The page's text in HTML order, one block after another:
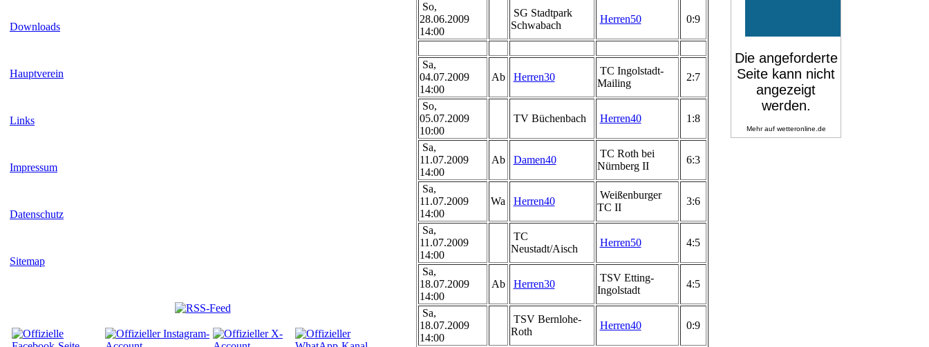
Downloads
Hauptverein
Links
Impressum
Datenschutz
Sitemap
So,
28.06.2009
14:00
SG Stadtpark
Schwabach
Herren50 0:9
Sa,
04.07.2009
14:00
Ab Herren30
TC Ingolstadt-
Mailing
2:7
So,
05.07.2009
10:00
TV Büchenbach Herren40 1:8
Sa,
11.07.2009
14:00
Ab Damen40
TC Roth bei
Nürnberg II
6:3
Sa,
11.07.2009
14:00
Wa Herren40
Weißenburger
TC II
3:6
Sa,
11.07.2009
14:00
TC
Neustadt/Aisch
Herren50 4:5
Sa,
18.07.2009
14:00
Ab Herren30
TSV Etting-
Ingolstadt
4:5
Sa,
18.07.2009
14:00
TSV Bernlohe-
Roth
Herren40 0:9
Mehr auf wetteronline.de